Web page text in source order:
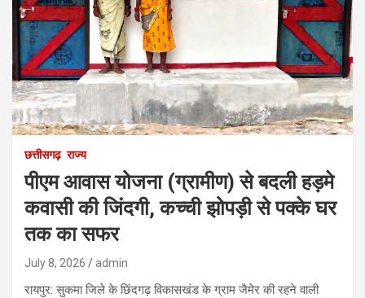
छत्तीसगढ़ राज्य
पीएम आवास योजना (ग्रामीण) से बदली हड़मे
कवासी की जिंदगी, कच्ची झोपड़ी से पक्के घर
तक का सफर
July 8, 2026 admin
रायपुर: सुकमा जिले के छिंदगढ़ विकासखंड के ग्राम जैमेर की रहने वाली